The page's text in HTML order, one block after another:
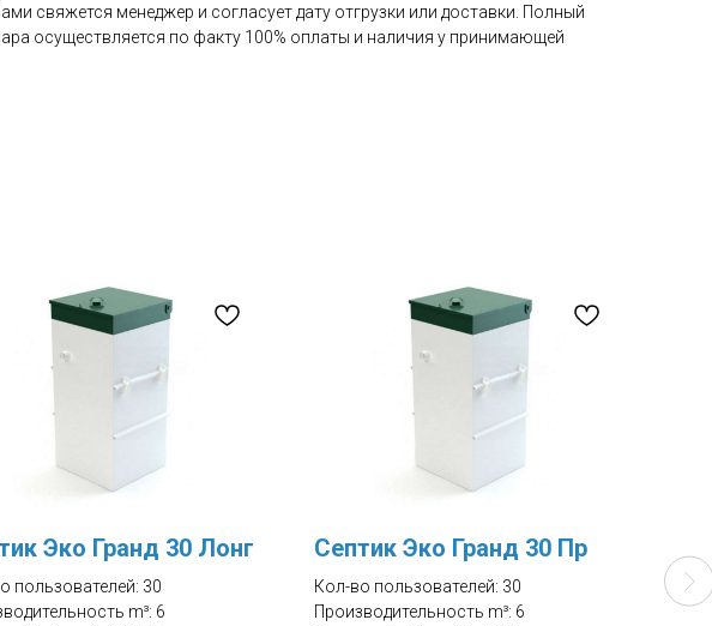
свяжется менеджер и согласует дату отгрузки или доставки. Полный
осуществляется по факту 100% оплаты и наличия у принимающей
Эко Гранд 30 Лонг
пользователей: 30
m³: 6
Септик Эко Гранд 30 Пр
Кол-во пользователей: 30
Производительность m³: 6